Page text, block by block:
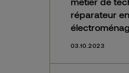
réparateur en
03.10.2023